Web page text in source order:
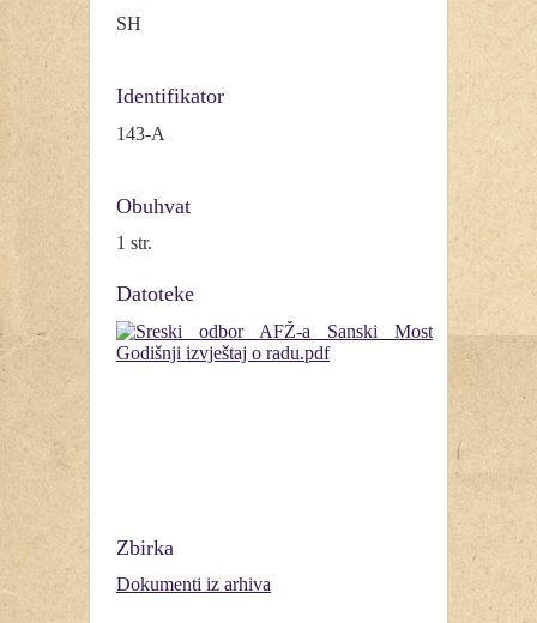
SH
Identifikator
143-A
Obuhvat
1 str.
Datoteke
Zbirka
Dokumenti iz arhiva